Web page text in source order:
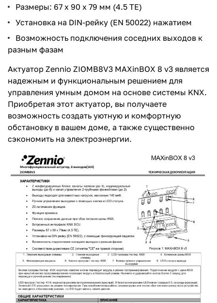
Размеры: 67 x 90 x 79 мм (4.5 ТЕ)
Установка на DIN-рейку (EN 50022) нажатием
Возможность подключения соседних выходов к
разным фазам
Актуатор Zennio ZIOMB8V3 MAXinBOX 8 v3 является
надежным и функциональным решением для
управления умным домом на основе системы KNX.
Приобретая этот актуатор, вы получаете
возможность создать уютную и комфортную
обстановку в вашем доме, а также существенно
сэкономить на электроэнергии.